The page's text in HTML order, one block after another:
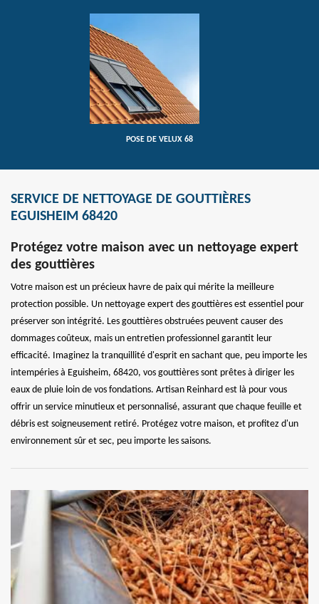
POSE DE VELUX 68
SERVICE DE NETTOYAGE DE GOUTTIÈRES
EGUISHEIM 68420
Protégez votre maison avec un nettoyage expert
des gouttières
Votre maison est un précieux havre de paix qui mérite la meilleure
protection possible. Un nettoyage expert des gouttières est essentiel pour
préserver son intégrité. Les gouttières obstruées peuvent causer des
dommages coûteux, mais un entretien professionnel garantit leur
efficacité. Imaginez la tranquillité d'esprit en sachant que, peu importe les
intempéries à Eguisheim, 68420, vos gouttières sont prêtes à diriger les
eaux de pluie loin de vos fondations. Artisan Reinhard est là pour vous
offrir un service minutieux et personnalisé, assurant que chaque feuille et
débris est soigneusement retiré. Protégez votre maison, et profitez d'un
environnement sûr et sec, peu importe les saisons.